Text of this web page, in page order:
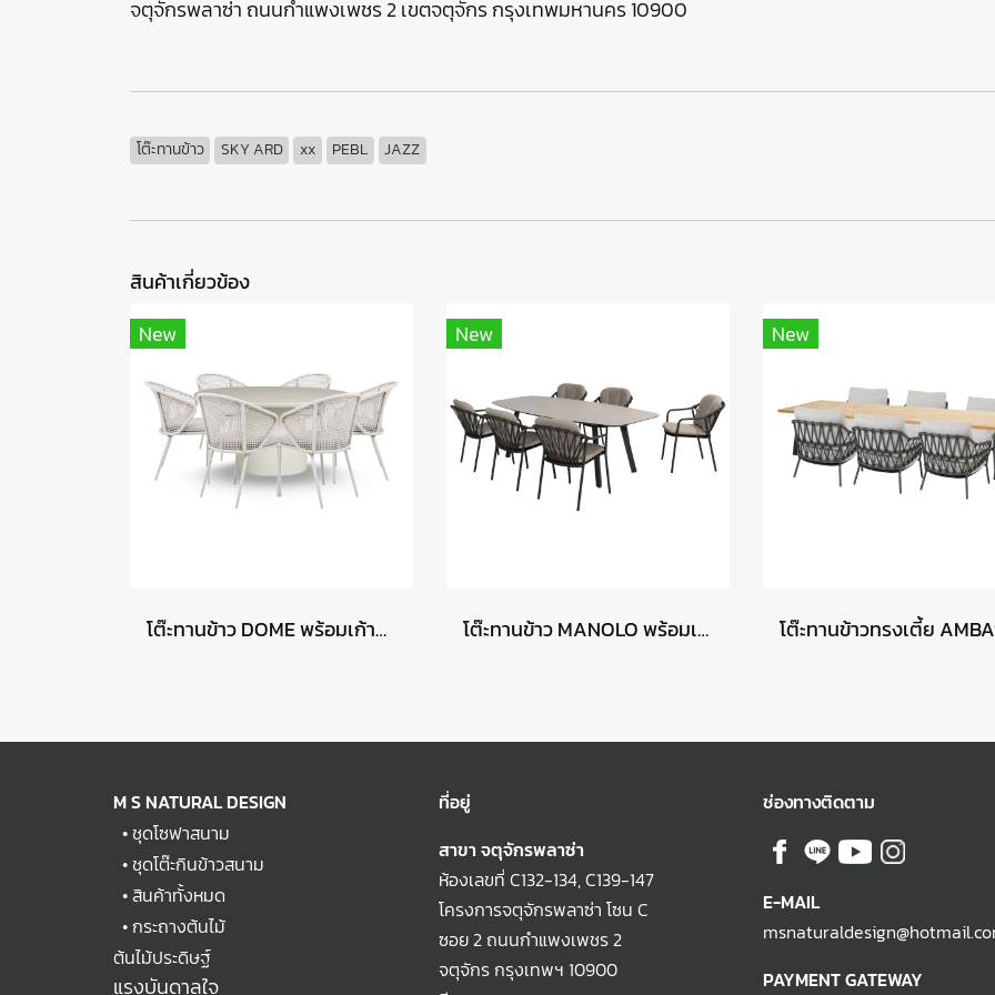
จตุจักรพลาซ่า ถนนกำแพงเพชร 2 เขตจตุจักร กรุงเทพมหานคร 10900
โต๊ะทานข้าว SKY ARD xx PEBL JAZZ
สินค้าเกี่ยวข้อง
New
โต๊ะทานข้าว DOME พร้อมเก้าอี้ HERA
New
โต๊ะทานข้าว MANOLO พร้อมเก้าอี้ MANITOBA
New
M S NATURAL DESIGN
•ชุดโซฟาสนาม
•ชุดโต๊ะกินข้าวสนาม
•สินค้าทั้งหมด
•กระถางต้นไม้
ต้นไม้ประดิษฐ์
แรงบันดาลใจ
ที่อยู่
สาขา จตุจักรพลาซ่า
ห้องเลขที่ C132-134, C139-147
โครงการจตุจักรพลาซ่า โซน C
ซอย 2 ถนนกำแพงเพชร 2
จตุจักร กรุงเทพฯ 10900
ช่องทางติดตาม
E-MAIL
PAYMENT GATEWAY